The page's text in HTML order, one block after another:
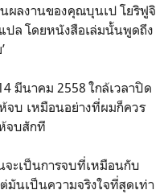
ผลงานของคุณบุนเป โยริฟูจิ
ปล โดยหนังสือเล่มนั้นพูดถึง
มีนาคม 2558 ใกล้เวลาปิด
จบ เหมือนอย่างที่ผมก็ควร
จบสักที
จะเป็นการจบที่เหมือนกับ
มันเป็นความจริงใจที่สุดเท่า